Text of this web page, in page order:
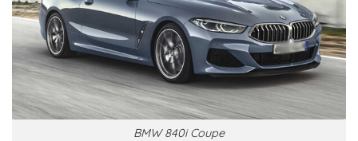
BMW 840i Coupe